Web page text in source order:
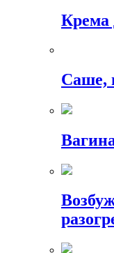
Крема
Саше,